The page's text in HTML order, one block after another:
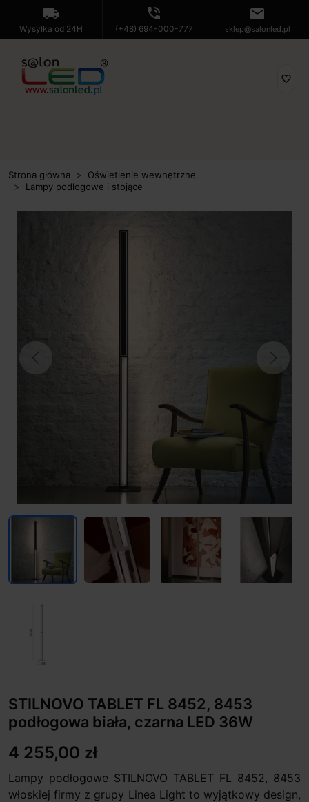
local_shipping
Wysyłka od 24H
phone_in_talk
(+48) 694-000-777
mail
sklep@salonled.pl
favorite_border
Strona główna
Oświetlenie wewnętrzne
Lampy podłogowe i stojące
Previous Next
STILNOVO TABLET FL 8452, 8453
podłogowa biała, czarna LED 36W
4 255,00 zł
Lampy podłogowe STILNOVO TABLET FL 8452, 8453
włoskiej firmy z grupy Linea Light to wyjątkowy design,